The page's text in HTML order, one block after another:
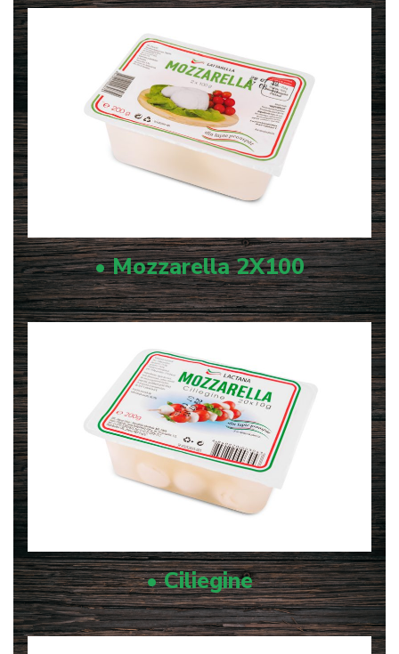
• Mozzarella 2X100
• Ciliegine